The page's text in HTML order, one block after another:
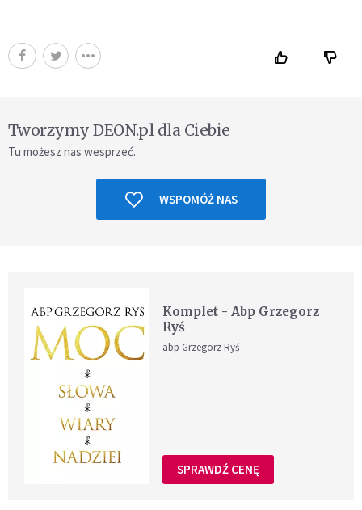
Tworzymy DEON.pl dla Ciebie
Tu możesz nas wesprzeć.
WSPOMÓŻ NAS
Komplet - Abp Grzegorz
Ryś
abp Grzegorz Ryś
SPRAWDŹ CENĘ